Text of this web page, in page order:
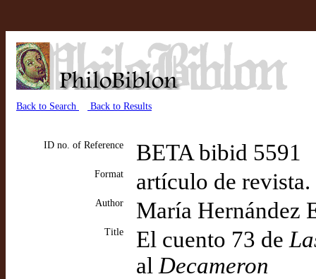
Back to Search Back to Results
ID no. of Reference BETA bibid 5591
Format artículo de
Author María Hernández
Title El cuento 73 de
al Decameron